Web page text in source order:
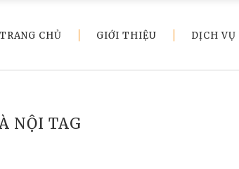
TRANG CHỦ GIỚI THIỆU DỊCH VỤ
NỘI TAG